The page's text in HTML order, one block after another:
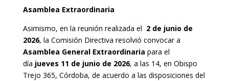
Asamblea Extraordinaria
Asimismo, en la reunión realizada el 2 de junio de
2026, la Comisión Directiva resolvió convocar a
Asamblea General Extraordinaria para el
día jueves 11 de junio de 2026, a las 14, en Obispo
Trejo 365, Córdoba, de acuerdo a las disposiciones del